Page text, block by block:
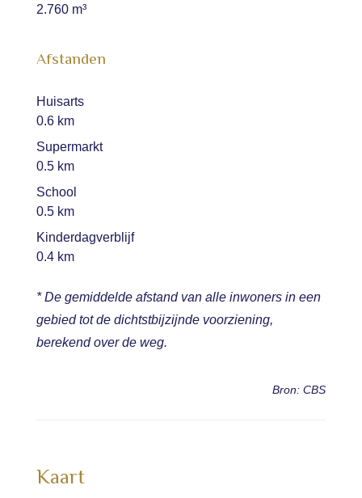
2.760 m³
Afstanden
Huisarts
0.6 km
Supermarkt
0.5 km
School
0.5 km
Kinderdagverblijf
0.4 km
* De gemiddelde afstand van alle inwoners in een
gebied tot de dichtstbijzijnde voorziening,
berekend over de weg.
Bron: CBS
Kaart